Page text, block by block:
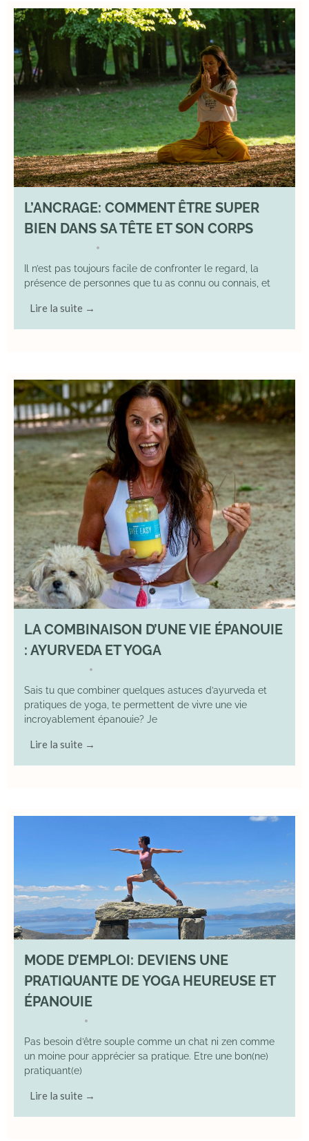
L’ANCRAGE: COMMENT ÊTRE SUPER
BIEN DANS SA TÊTE ET SON CORPS
•
Il n’est pas toujours facile de confronter le regard, la
présence de personnes que tu as connu ou connais, et
Lire la suite →
LA COMBINAISON D’UNE VIE ÉPANOUIE
: AYURVEDA ET YOGA
•
Sais tu que combiner quelques astuces d’ayurveda et
pratiques de yoga, te permettent de vivre une vie
incroyablement épanouie? Je
Lire la suite →
MODE D’EMPLOI: DEVIENS UNE
PRATIQUANTE DE YOGA HEUREUSE ET
ÉPANOUIE
•
Pas besoin d’être souple comme un chat ni zen comme
un moine pour apprécier sa pratique. Etre une bon(ne)
pratiquant(e)
Lire la suite →